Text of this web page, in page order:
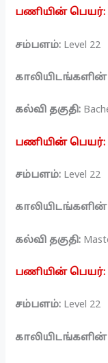
பணியின் பெயர்:
சம்பளம்: Level 22
கல்வி தகுதி:
பணியின் பெயர்:
சம்பளம்: Level 22
கல்வி தகுதி:
பணியின் பெயர்:
சம்பளம்: Level 22